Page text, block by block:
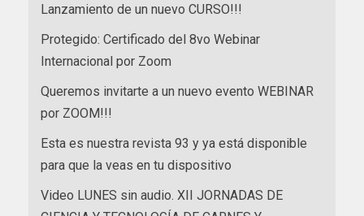
Lanzamiento de un nuevo CURSO!!!
Protegido: Certificado del 8vo Webinar
Internacional por Zoom
Queremos invitarte a un nuevo evento WEBINAR
por ZOOM!!!
Esta es nuestra revista 93 y ya está disponible
para que la veas en tu dispositivo
Video LUNES sin audio. XII JORNADAS DE